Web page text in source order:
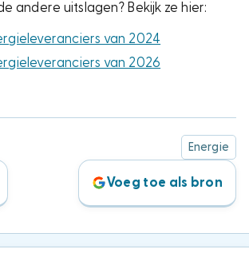
andere uitslagen? Bekijk ze hier:
van 2024
van 2026
Energie
Voeg toe als bron